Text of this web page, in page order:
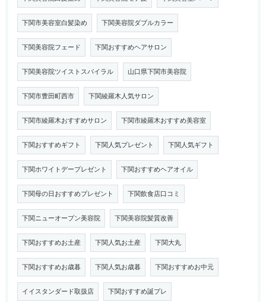
下関市美容室白髪染め 下関美容院ダブルカラー
下関美容院フェード 下関おすすめヘアサロン
下関美容院ツイストスパイラル 山口県下関市美容院
下関市豊田町西市 下関綾羅木人気サロン
下関市綾羅木おすすめサロン 下関市綾羅木おすすめ美容室
下関おすすめギフト 下関人気プレゼント 下関人気ギフト
下関ホワイトデープレゼント 下関おすすめヘアオイル
下関母の日おすすめプレゼント 下関飲食店口コミ
下関ニューオープン美容院 下関美容院髪質改善
下関おすすめお土産 下関人気お土産 下関大丸
下関おすすめお歳暮 下関人気お歳暮 下関おすすめお中元
イイスタンダード取扱店 下関おすすめ誕プレ